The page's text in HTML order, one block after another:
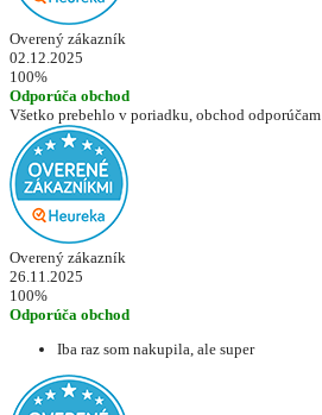
Overený zákazník
02.12.2025
100%
Odporúča obchod
Všetko prebehlo v poriadku, obchod odporúčam
Overený zákazník
26.11.2025
100%
Odporúča obchod
Iba raz som nakupila, ale super